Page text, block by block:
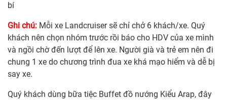
bí
Ghi chú: Mỗi xe Landcruiser sẽ chỉ chở 6 khách/xe. Quý
khách nên chọn nhóm trước rồi báo cho HDV của xe mình
và ngồi chờ đến lượt để lên xe. Người già và trẻ em nên đi
chung 1 xe do chương trình đua xe khá mạo hiểm và dễ bị
say xe.
Quý khách dùng bữa tiệc Buffet đồ nướng Kiểu Arap, đây